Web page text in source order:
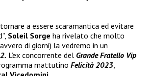
a essere scaramantica ed evitare
Soleil Sorge ha rivelato che molto
di giorni) la vedremo in un
L’ex concorrente del Grande Fratello Vip
mattutino Felicità 2023